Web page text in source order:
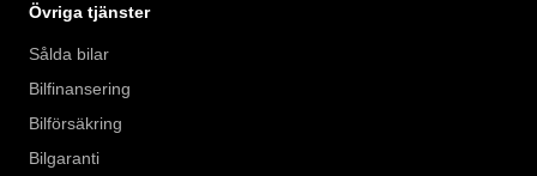
Övriga tjänster
Sålda bilar
Bilfinansering
Bilförsäkring
Bilgaranti